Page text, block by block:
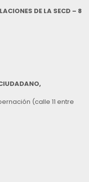
DE LA SECD – 8
(calle 11 entre